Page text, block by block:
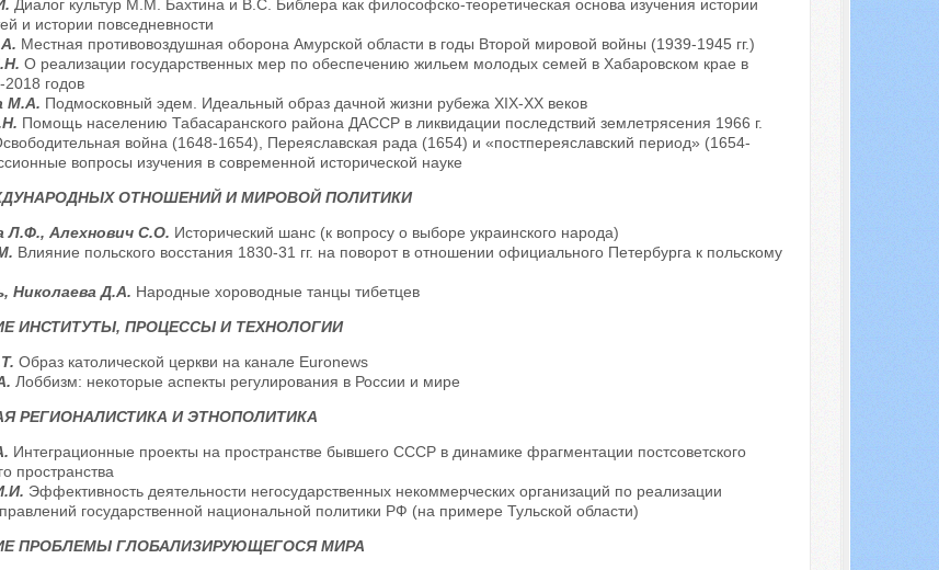
Диалог культур М.М. Бахтина и В.С. Библера как философско-теоретическая основа изучения истории
и истории повседневности
Местная противовоздушная оборона Амурской области в годы Второй мировой войны (1939-1945 гг.)
О реализации государственных мер по обеспечению жильем молодых семей в Хабаровском крае в
годов
М.А. Подмосковный эдем. Идеальный образ дачной жизни рубежа XIX-XX веков
Помощь населению Табасаранского района ДАССР в ликвидации последствий землетрясения 1966 г.
война (1648-1654), Переяславская рада (1654) и «постпереяславский период» (1654-
вопросы изучения в современной исторической науке
ОТНОШЕНИЙ И МИРОВОЙ ПОЛИТИКИ
Л.Ф., Алехнович С.О. Исторический шанс (к вопросу о выборе украинского народа)
Влияние польского восстания 1830-31 гг. на поворот в отношении официального Петербурга к польскому
Николаева Д.А. Народные хороводные танцы тибетцев
ИНСТИТУТЫ, ПРОЦЕССЫ И ТЕХНОЛОГИИ
Образ католической церкви на канале Euronews
Лоббизм: некоторые аспекты регулирования в России и мире
РЕГИОНАЛИСТИКА И ЭТНОПОЛИТИКА
Интеграционные проекты на пространстве бывшего СССР в динамике фрагментации постсоветского
пространства
Эффективность деятельности негосударственных некоммерческих организаций по реализации
государственной национальной политики РФ (на примере Тульской области)
ПРОБЛЕМЫ ГЛОБАЛИЗИРУЮЩЕГОСЯ МИРА